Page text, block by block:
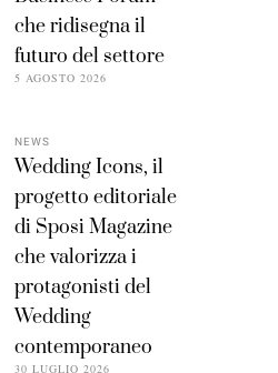
che ridisegna il
futuro del settore
5 AGOSTO 2026
NEWS
Wedding Icons, il
progetto editoriale
di Sposi Magazine
che valorizza i
protagonisti del
Wedding
contemporaneo
30 LUGLIO 2026